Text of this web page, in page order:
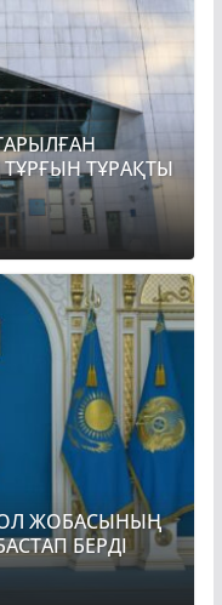
ТҰРАҚТЫ
ЖОБАСЫНЫҢ
БЕРДІ